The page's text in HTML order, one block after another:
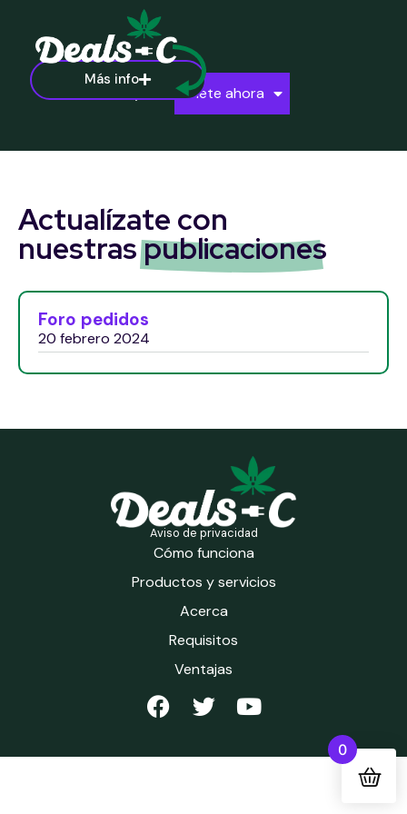
Más info
Únete ahora
Actualízate con
nuestraspublicaciones
Foro pedidos
20 febrero 2024
Aviso de privacidad
Cómo funciona
Productos y servicios
Acerca
Requisitos
Ventajas
0